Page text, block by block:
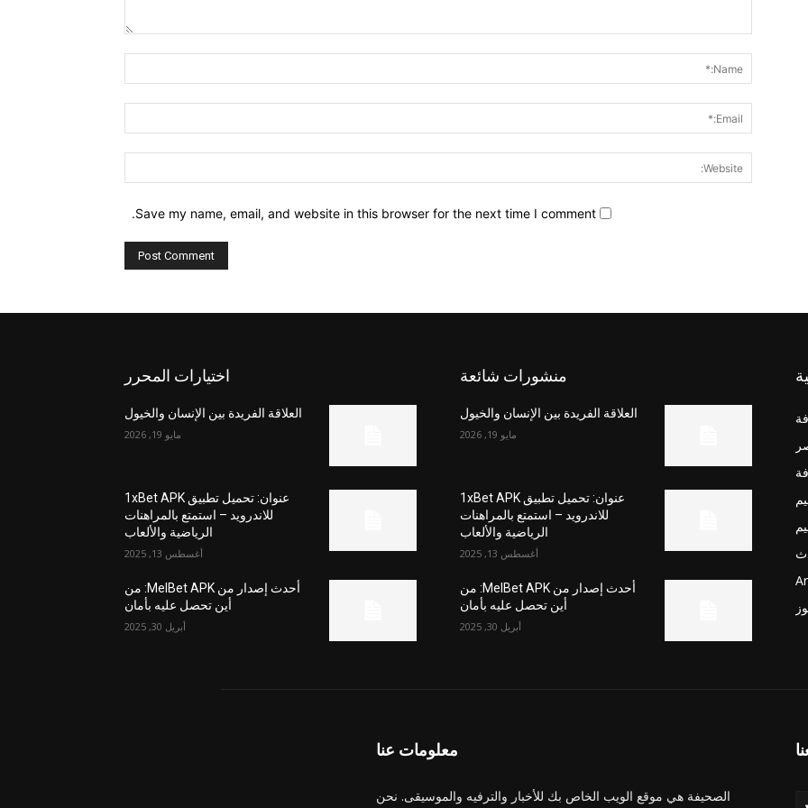
Save my name, email, and website in this browser for the next time I comment.
اختيارات المحرر
العلاقة الفريدة بين الإنسان والخيول
مايو 19, 2026
عنوان: تحميل تطبيق 1xBet APK
للاندرويد – استمتع بالمراهنات
الرياضية والألعاب
أغسطس 13, 2025
أحدث إصدار من MelBet APK: من
أين تحصل عليه بأمان
أبريل 30, 2025
منشورات شائعة
العلاقة الفريدة بين الإنسان والخيول
مايو 19, 2026
عنوان: تحميل تطبيق 1xBet APK
للاندرويد – استمتع بالمراهنات
الرياضية والألعاب
أغسطس 13, 2025
أحدث إصدار من MelBet APK: من
أين تحصل عليه بأمان
أبريل 30, 2025
معلومات عنا
الصحيفة هي موقع الويب الخاص بك للأخبار والترفيه والموسيقى. نحن